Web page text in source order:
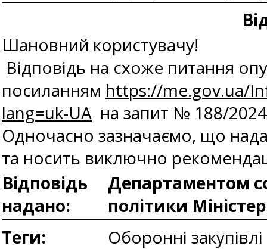
Шановний користувачу!
Відповідь на схоже питання
посиланням https://me.gov.ua/
lang=uk-UA на запит № 188/
Одночасно зазначаємо, що
та носить виключно
Відповідь
надано:
Департаментом
політики
Теги:
Оборонні закупівлі